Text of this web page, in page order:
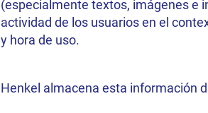
(especialmente textos, imágenes e
actividad de los usuarios en el
y hora de uso.
Henkel almacena esta información